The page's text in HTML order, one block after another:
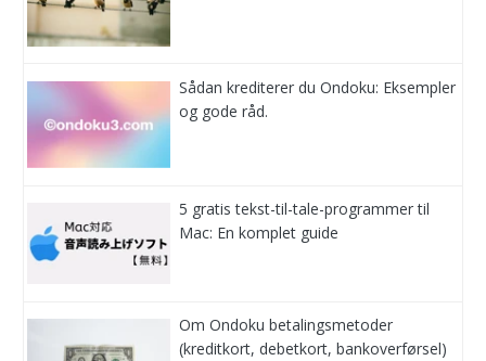
Sådan krediterer du Ondoku: Eksempler
og gode råd.
5 gratis tekst-til-tale-programmer til
Mac: En komplet guide
Om Ondoku betalingsmetoder
(kreditkort, debetkort, bankoverførsel)